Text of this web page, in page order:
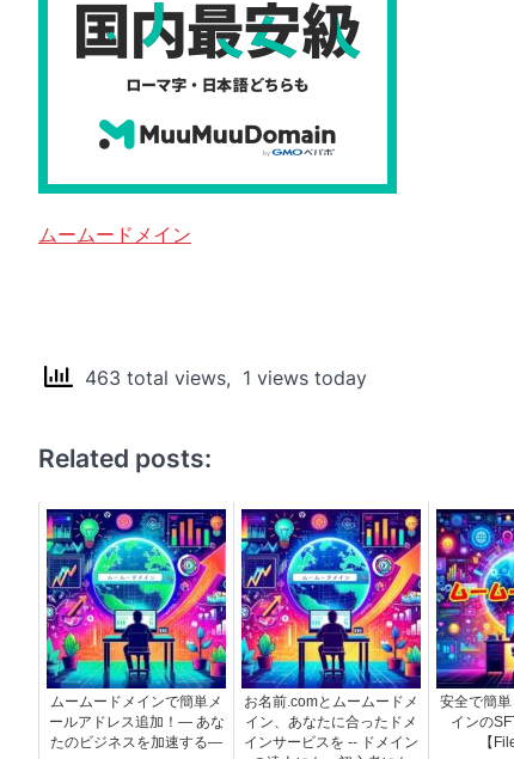
ムームードメイン
463 total views, 1 views today
Related posts:
ムームードメインで簡単メ
ールアドレス追加！— あな
たのビジネスを加速する—
お名前.comとムームードメ
イン、あなたに合ったドメ
インサービスを -- ドメイン
安全で簡
インの
【